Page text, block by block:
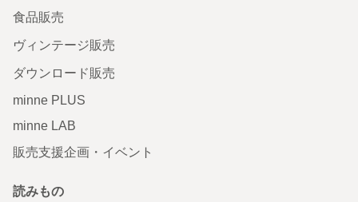
食品販売
ヴィンテージ販売
ダウンロード販売
minne PLUS
minne LAB
販売支援企画・イベント
読みもの